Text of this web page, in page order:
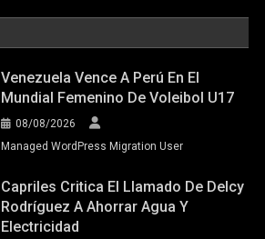
Venezuela Vence A Perú En El
Mundial Femenino De Voleibol U17
08/08/2026
Managed WordPress Migration User
Capriles Critica El Llamado De Delcy
Rodríguez A Ahorrar Agua Y
Electricidad